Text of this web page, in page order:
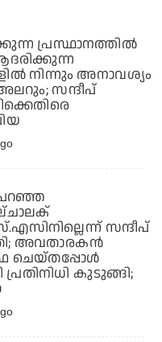
പ്രസ്ഥാനത്തില്‍
നിന്നും അനാവശ്യം
സന്ദീപ്
സന്ദീപ്
അവതാരകന്‍
ചെയ്തപ്പോള്‍
പ്രതിനിധി കുടുങ്ങി;